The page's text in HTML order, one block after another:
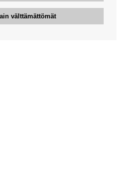
välttämättömät